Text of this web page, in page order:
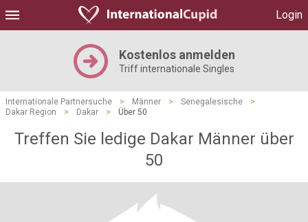
Login
Kostenlos anmelden
Triff internationale Singles
Internationale Partnersuche > Männer > Senegalesische
>
Dakar Region
> Dakar > Über 50
Treffen Sie ledige Dakar Männer über
50